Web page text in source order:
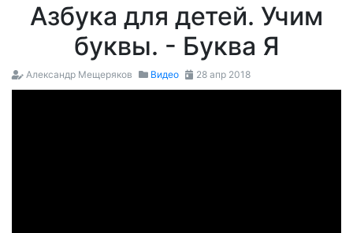
Азбука для детей. Учим
буквы. - Буква Я
Александр Мещеряков Видео 28 апр 2018